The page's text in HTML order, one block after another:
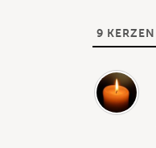
9 KERZEN